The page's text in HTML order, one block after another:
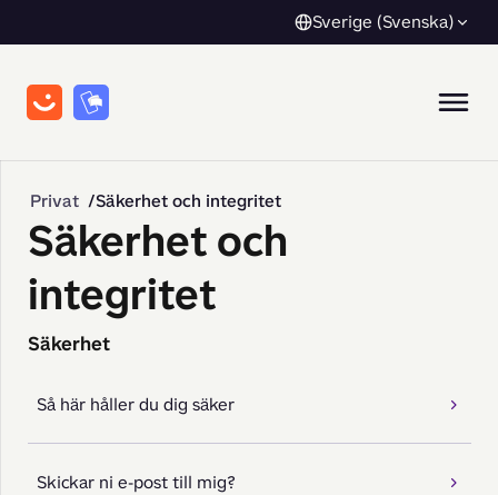
Sverige (Svenska)
Privat Säkerhet och integritet
Säkerhet och
integritet
Säkerhet
Så här håller du dig säker
Skickar ni e-post till mig?